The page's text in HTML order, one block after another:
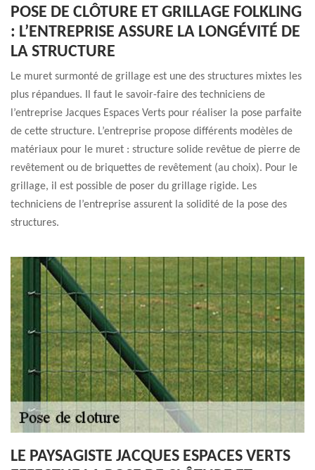
POSE DE CLÔTURE ET GRILLAGE FOLKLING
: L’ENTREPRISE ASSURE LA LONGÉVITÉ DE
LA STRUCTURE
Le muret surmonté de grillage est une des structures mixtes les
plus répandues. Il faut le savoir-faire des techniciens de
l’entreprise Jacques Espaces Verts pour réaliser la pose parfaite
de cette structure. L’entreprise propose différents modèles de
matériaux pour le muret : structure solide revêtue de pierre de
revêtement ou de briquettes de revêtement (au choix). Pour le
grillage, il est possible de poser du grillage rigide. Les
techniciens de l’entreprise assurent la solidité de la pose des
structures.
LE PAYSAGISTE JACQUES ESPACES VERTS